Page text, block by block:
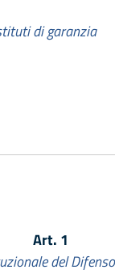
di garanzia
Art. 1
del